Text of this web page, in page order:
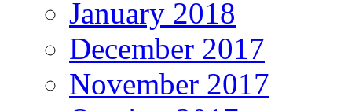
January 2018
December 2017
November 2017